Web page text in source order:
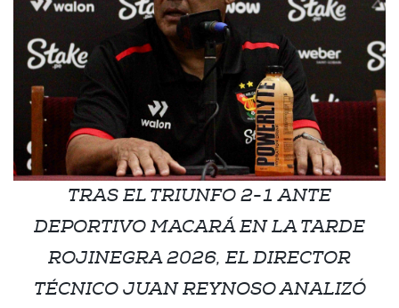
TRAS EL TRIUNFO 2-1 ANTE
DEPORTIVO MACARÁ EN LA TARDE
ROJINEGRA 2026, EL DIRECTOR
TÉCNICO JUAN REYNOSO ANALIZÓ